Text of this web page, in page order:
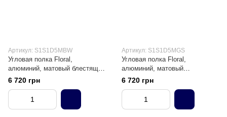
Артикул: S1S1D5MBW
Угловая полка Floral,
алюминий, матовый блестящий
белый, 210 х 210 мм
6 720 грн
Артикул: S1S1D5MGS
Угловая полка Floral,
алюминий, матовый
графитовый черный, 210 х 210
6 720 грн